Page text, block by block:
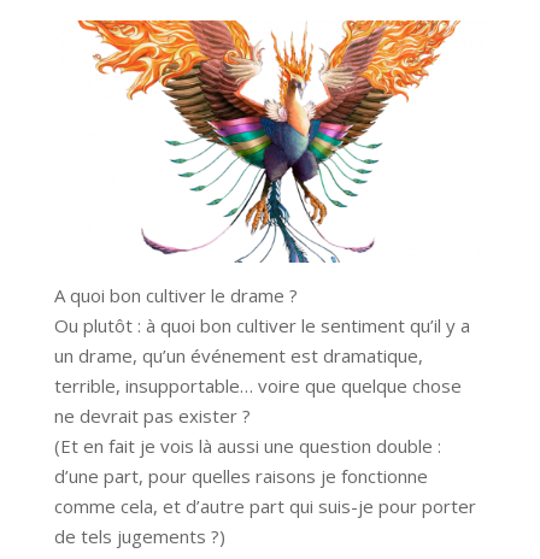
A quoi bon cultiver le drame ?
Ou plutôt : à quoi bon cultiver le sentiment qu’il y a
un drame, qu’un événement est dramatique,
terrible, insupportable… voire que quelque chose
ne devrait pas exister ?
(Et en fait je vois là aussi une question double :
d’une part, pour quelles raisons je fonctionne
comme cela, et d’autre part qui suis-je pour porter
de tels jugements ?)